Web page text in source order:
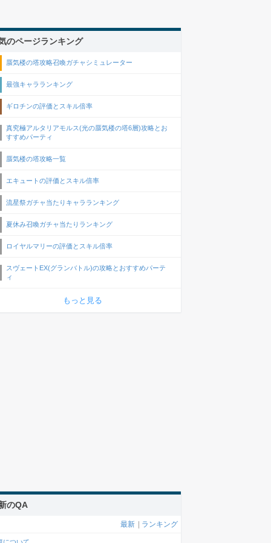
のページランキング
蜃気楼の塔攻略召喚ガチャシミュレーター
最強キャラランキング
ギロチンの評価とスキル倍率
真究極アルタリアモルス(光の蜃気楼の塔6層)攻略とお
すすめパーティ
蜃気楼の塔攻略一覧
エキュートの評価とスキル倍率
流星祭ガチャ当たりキャラランキング
夏休み召喚ガチャ当たりランキング
ロイヤルマリーの評価とスキル倍率
スヴェートEX(グランバトル)の攻略とおすすめパーテ
ィ
もっと見る
のQA
最新 ランキング